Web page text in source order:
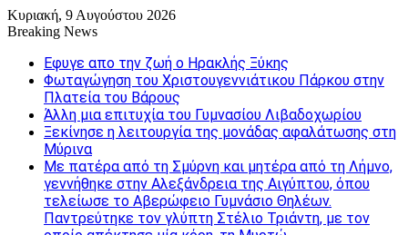
Κυριακή, 9 Αυγούστου 2026
Breaking News
Εφυγε απο την ζωή o Ηρακλής Ξύκης
Φωταγώγηση του Χριστουγεννιάτικου Πάρκου στην
Πλατεία του Βάρους
Άλλη μια επιτυχία του Γυμνασίου Λιβαδοχωρίου
Ξεκίνησε η λειτουργία της μονάδας αφαλάτωσης στη
Μύρινα
Με πατέρα από τη Σμύρνη και μητέρα από τη Λήμνο,
γεννήθηκε στην Αλεξάνδρεια της Αιγύπτου, όπου
τελείωσε το Αβερώφειο Γυμνάσιο Θηλέων.
Παντρεύτηκε τον γλύπτη Στέλιο Τριάντη, με τον